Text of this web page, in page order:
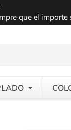
que el importe